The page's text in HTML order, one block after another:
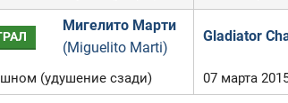
Мигелито Марти
(Miguelito Marti)
Gladiator
(удушение сзади) 07 марта